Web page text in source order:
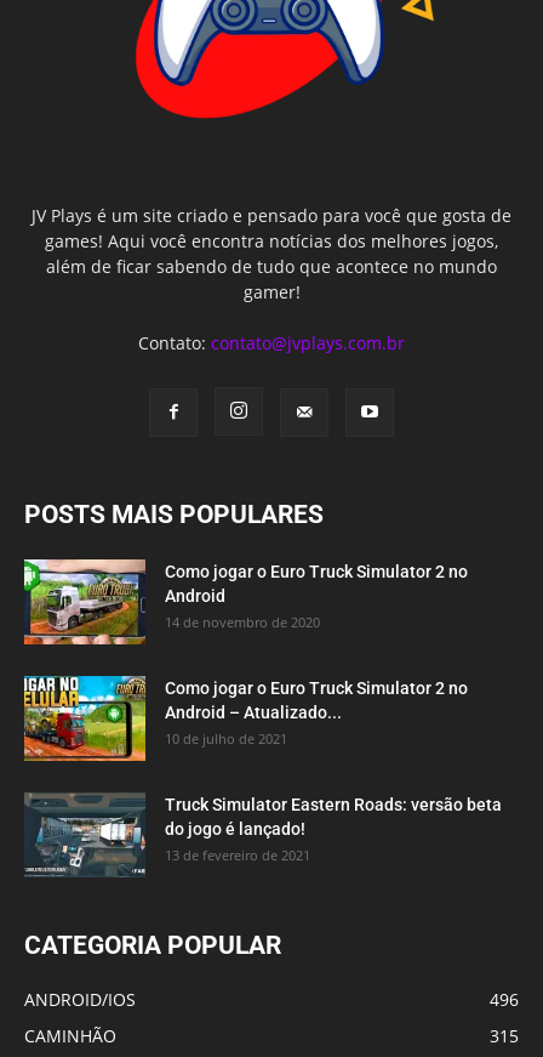
JV Plays é um site criado e pensado para você que gosta de
games! Aqui você encontra notícias dos melhores jogos,
além de ficar sabendo de tudo que acontece no mundo
gamer!
Contato: contato@jvplays.com.br
POSTS MAIS POPULARES
Como jogar o Euro Truck Simulator 2 no
Android
14 de novembro de 2020
Como jogar o Euro Truck Simulator 2 no
Android – Atualizado...
10 de julho de 2021
Truck Simulator Eastern Roads: versão beta
do jogo é lançado!
13 de fevereiro de 2021
CATEGORIA POPULAR
ANDROID/IOS
496
CAMINHÃO
315